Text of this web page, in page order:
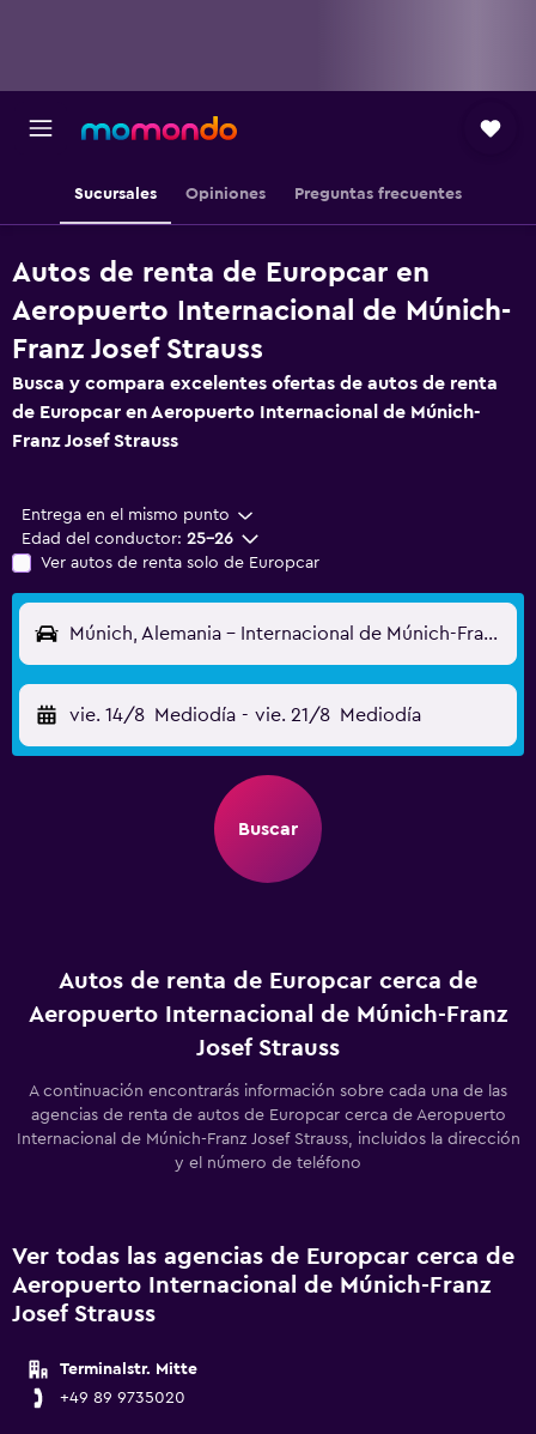
Sucursales Opiniones Preguntas frecuentes
Autos de renta de Europcar en
Aeropuerto Internacional de Múnich-
Franz Josef Strauss
Busca y compara excelentes ofertas de autos de renta
de Europcar en Aeropuerto Internacional de Múnich-
Franz Josef Strauss
Entrega en el mismo punto
Edad del conductor: 25-26
Ver autos de renta solo de Europcar
Múnich, Alemania - Internacional de Múnich-Franz Josef Strauss (MUC)
vie. 14/8 Mediodía - vie. 21/8 Mediodía
Buscar
Autos de renta de Europcar cerca de
Aeropuerto Internacional de Múnich-Franz
Josef Strauss
A continuación encontrarás información sobre cada una de las
agencias de renta de autos de Europcar cerca de Aeropuerto
Internacional de Múnich-Franz Josef Strauss, incluidos la dirección
y el número de teléfono
Ver todas las agencias de Europcar cerca de
Aeropuerto Internacional de Múnich-Franz
Josef Strauss
Terminalstr. Mitte
+49 89 9735020